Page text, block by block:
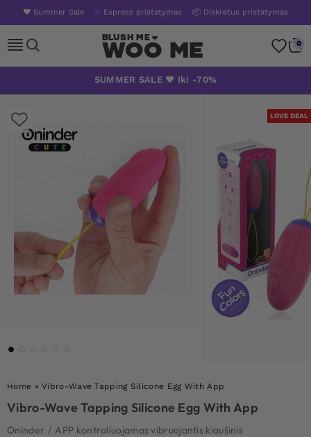
❤️ Summer Sale ✨ Express pristatymas 📦 Diskretus pristatymas
Woo Me 0
SUMMER SALE ❤️ Iki -70%
LOVE DEAL
Home »Vibro-Wave Tapping Silicone Egg With App
Vibro-Wave Tapping Silicone Egg With App
Oninder / APP kontroliuojamas vibruojantis kiaušinis